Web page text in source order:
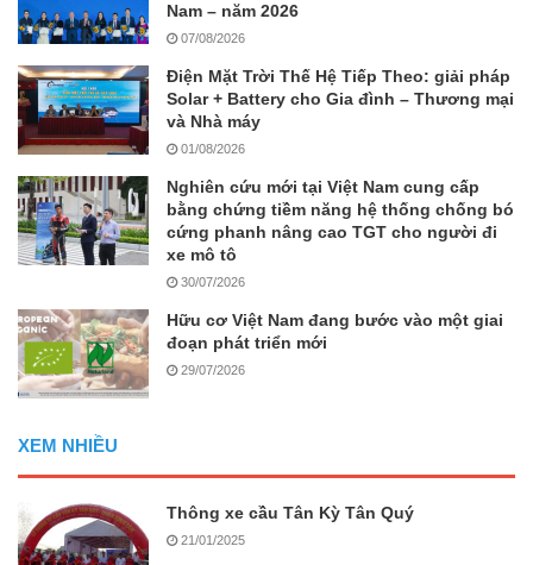
Nam – năm 2026
07/08/2026
Điện Mặt Trời Thế Hệ Tiếp Theo: giải pháp
Solar + Battery cho Gia đình – Thương mại
và Nhà máy
01/08/2026
Nghiên cứu mới tại Việt Nam cung cấp
bằng chứng tiềm năng hệ thống chống bó
cứng phanh nâng cao TGT cho người đi
xe mô tô
30/07/2026
Hữu cơ Việt Nam đang bước vào một giai
đoạn phát triển mới
29/07/2026
XEM NHIỀU
Thông xe cầu Tân Kỳ Tân Quý
21/01/2025